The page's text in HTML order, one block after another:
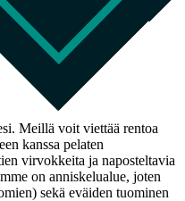
Meillä voit viettää rentoa
kanssa pelaten
virvokkeita ja naposteltavia
on anniskelualue, joten
sekä eväiden tuominen